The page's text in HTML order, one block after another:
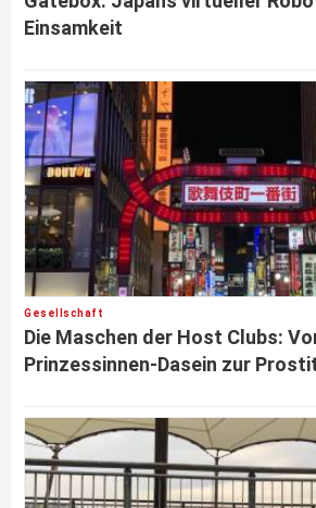
Einsamkeit
Gesellschaft
Die Maschen der Host Clubs:
Prinzessinnen-Dasein zur